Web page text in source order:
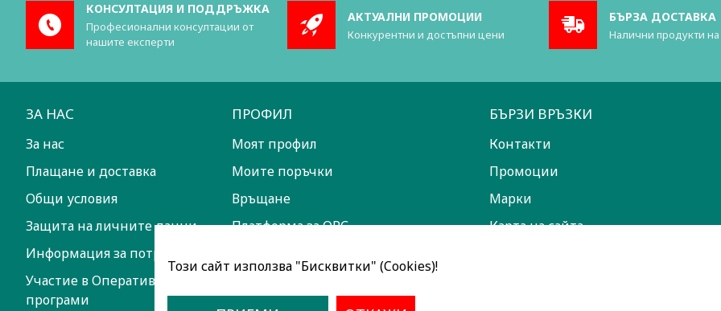
КОНСУЛТАЦИЯ И ПОДДРЪЖКА
Професионални консултации от
нашите експерти
АКТУАЛНИ ПРОМОЦИИ
Конкурентни и достъпни цени
БЪРЗА ДОСТАВКА
Налични продукти
ЗА НАС
За нас
Плащане и доставка
Общи условия
Защита на личните данни
Информация за потребителите
Участие в Оперативни
програми
ПРОФИЛ
Моят профил
Моите поръчки
Връщане
Платформа за ОРС
БЪРЗИ ВРЪЗКИ
Контакти
Промоции
Марки
Карта на сайта
Този сайт използва "Бисквитки" (Cookies)!